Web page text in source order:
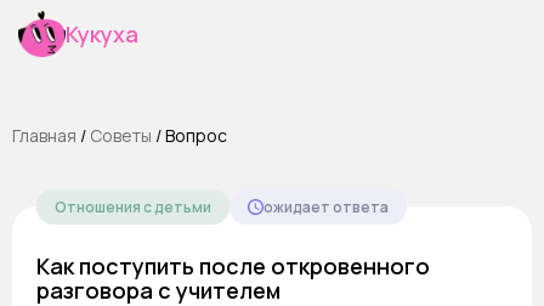
Кукуха
Главная / Cоветы /Вопрос
Отношения с детьми ожидает ответа
Как поступить после откровенного
разговора с учителем